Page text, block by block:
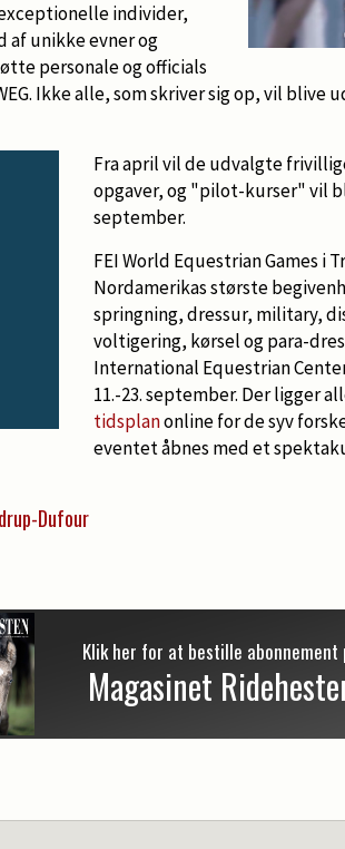
individer,
af unikke evner og
personale og officials
Ikke alle, som skriver sig op, vil blive
Fra april vil de udvalgte
opgaver, og "pilot-kurser" vil
september.
FEI World Equestrian Games i
Nordamerikas største
springning, dressur, military,
voltigering, kørsel og para-
International Equestrian
11.-23. september. Der ligger
tidsplanonline for de syv
eventet åbnes med et
Dufour
Klik her for at bestille abonnement
Magasinet